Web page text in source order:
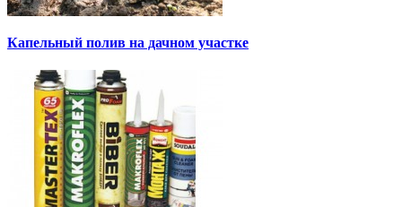
Капельный полив на дачном участке